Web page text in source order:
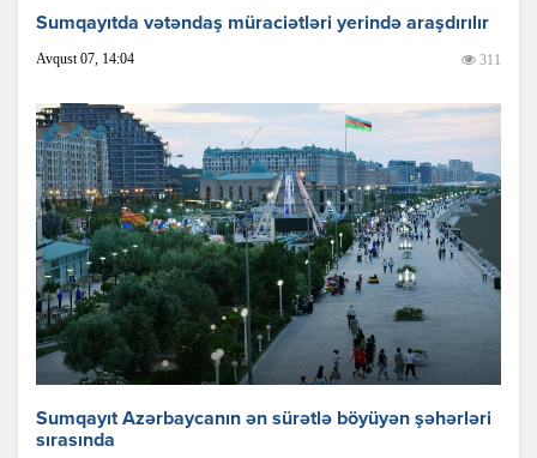
Sumqayıtda vətəndaş müraciətləri yerində araşdırılır
Avqust 07, 14:04 311
Sumqayıt Azərbaycanın ən sürətlə böyüyən şəhərləri
sırasında